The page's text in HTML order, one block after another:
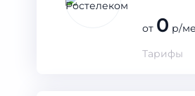
от 0 р/
Тарифы